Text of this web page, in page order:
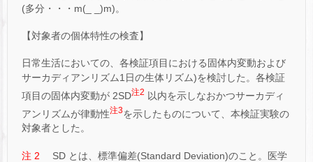
(多分・・・m(_ _)m)。
【対象者の個体特性の検査】
日常生活においての、各検証項目における固体内変動および
サーカディアンリズム1日の生体リズム)を検討した。各検証
項目の固体内変動が 2SD注2 以内を示しなおかつサーカディ
アンリズムが律動性注3を示したものについて、本検証実験の
対象者とした。
注 2 SD とは、標準偏差(Standard Deviation)のこと。医学